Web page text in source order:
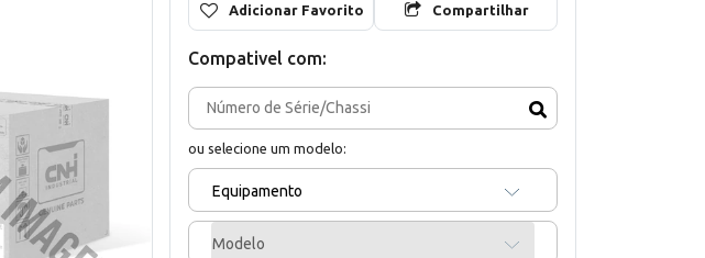
Adicionar Favorito Compartilhar
Compativel com:
ou selecione um modelo:
Equipamento
Modelo